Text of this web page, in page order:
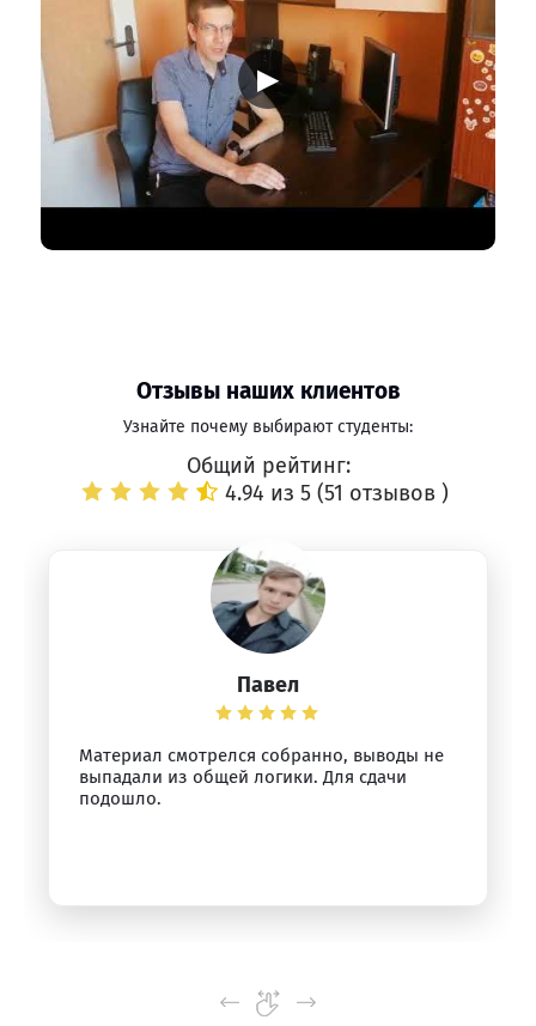
▶
Отзывы наших клиентов
Узнайте почему выбирают студенты:
Общий рейтинг:
4.94 из 5 (51 отзывов )
Павел
Материал смотрелся собранно, выводы не
выпадали из общей логики. Для сдачи
подошло.